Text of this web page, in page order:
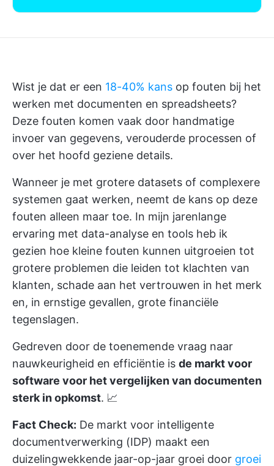
Wist je dat er een 18-40% kans op fouten bij het
werken met documenten en spreadsheets?
Deze fouten komen vaak door handmatige
invoer van gegevens, verouderde processen of
over het hoofd geziene details.
Wanneer je met grotere datasets of complexere
systemen gaat werken, neemt de kans op deze
fouten alleen maar toe. In mijn jarenlange
ervaring met data-analyse en tools heb ik
gezien hoe kleine fouten kunnen uitgroeien tot
grotere problemen die leiden tot klachten van
klanten, schade aan het vertrouwen in het merk
en, in ernstige gevallen, grote financiële
tegenslagen.
Gedreven door de toenemende vraag naar
nauwkeurigheid en efficiëntie is de markt voor
software voor het vergelijken van documenten
sterk in opkomst. 📈
Fact Check: De markt voor intelligente
documentverwerking (IDP) maakt een
duizelingwekkende jaar-op-jaar groei door groei